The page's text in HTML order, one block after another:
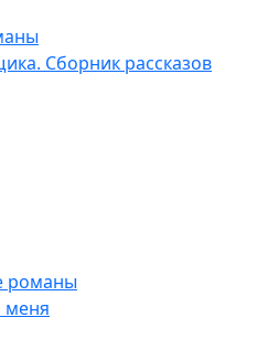
Сборник рассказов
романы
меня